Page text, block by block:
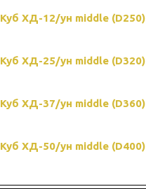
Куб ХД-12/ун middle (D250)
Куб ХД-25/ун middle (D320)
Куб ХД-37/ун middle (D360)
Куб ХД-50/ун middle (D400)